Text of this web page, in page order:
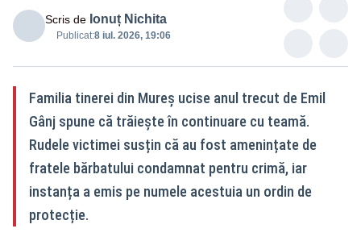
Scris de Ionuț Nichita
Publicat:8 iul. 2026, 19:06
Familia tinerei din Mureș ucise anul trecut de Emil
Gânj spune că trăiește în continuare cu teamă.
Rudele victimei susțin că au fost amenințate de
fratele bărbatului condamnat pentru crimă, iar
instanța a emis pe numele acestuia un ordin de
protecție.